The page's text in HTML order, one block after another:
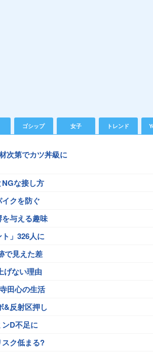
ゴシップ 女子 トレンド
次第でカツ丼級に
な接し方
クを防ぐ
与える趣味
ト」326人に
で見えた差
げない理由
田心の生活
&反射区押し
D不足に
ク低まる?